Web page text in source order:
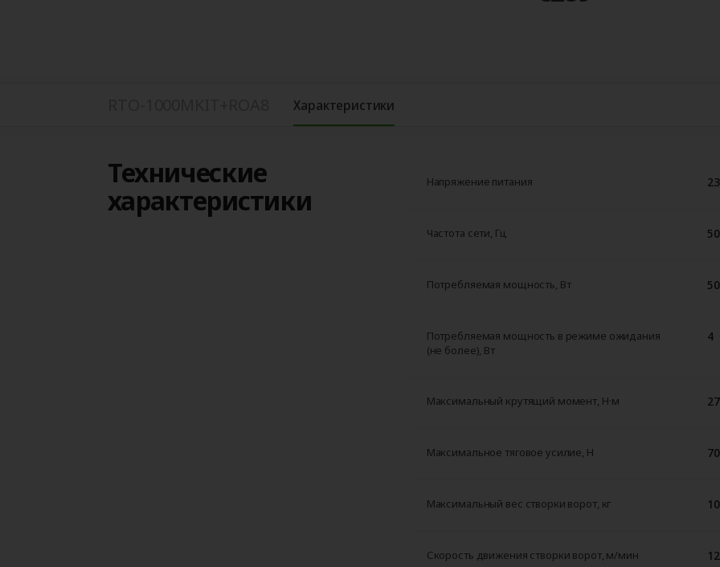
Характеристики
Технические
характеристики
Напряжение питания
Частота сети, Гц 50
Потребляемая мощность, Вт
Потребляемая мощность в режиме ожидания
(не более), Вт
4
Максимальный крутящий момент, Н·м 27
Максимальное тяговое усилие, H
Максимальный вес створки ворот, кг
Скорость движения створки ворот, м/мин 12